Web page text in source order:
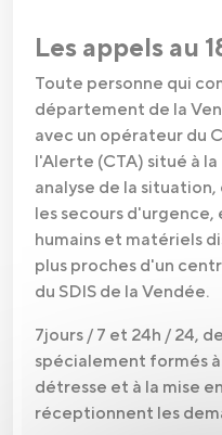
Les appels au
Toute personne qui
département de la
avec un opérateur du
l'Alerte (CTA) situé à
analyse de la
les secours d'urgence,
humains et matériels
plus proches d'un
du SDIS de la Vendée.
7jours / 7 et 24h / 24,
spécialement formés
détresse et à la mise
réceptionnent les